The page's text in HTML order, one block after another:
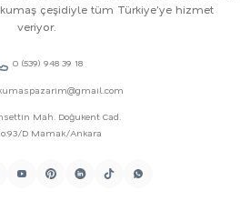
çeşidiyle tüm Türkiye'ye hizmet
veriyor.
0 (539) 948 39 18
Mah. Doğukent Cad.
D Mamak/Ankara